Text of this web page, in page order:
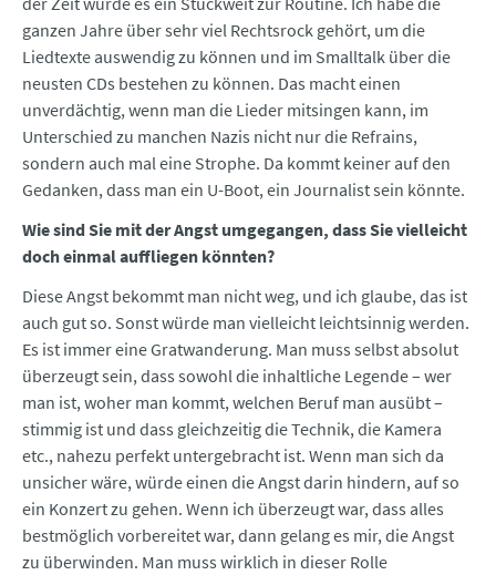
ganzen Jahre über sehr viel Rechtsrock gehört, um die
Liedtexte auswendig zu können und im Smalltalk über die
neusten CDs bestehen zu können. Das macht einen
unverdächtig, wenn man die Lieder mitsingen kann, im
Unterschied zu manchen Nazis nicht nur die Refrains,
sondern auch mal eine Strophe. Da kommt keiner auf den
Gedanken, dass man ein U-Boot, ein Journalist sein könnte.
Wie sind Sie mit der Angst umgegangen, dass Sie vielleicht
doch einmal auffliegen könnten?
Diese Angst bekommt man nicht weg, und ich glaube, das ist
auch gut so. Sonst würde man vielleicht leichtsinnig werden.
Es ist immer eine Gratwanderung. Man muss selbst absolut
überzeugt sein, dass sowohl die inhaltliche Legende – wer
man ist, woher man kommt, welchen Beruf man ausübt –
stimmig ist und dass gleichzeitig die Technik, die Kamera
etc., nahezu perfekt untergebracht ist. Wenn man sich da
unsicher wäre, würde einen die Angst darin hindern, auf so
ein Konzert zu gehen. Wenn ich überzeugt war, dass alles
bestmöglich vorbereitet war, dann gelang es mir, die Angst
zu überwinden. Man muss wirklich in dieser Rolle